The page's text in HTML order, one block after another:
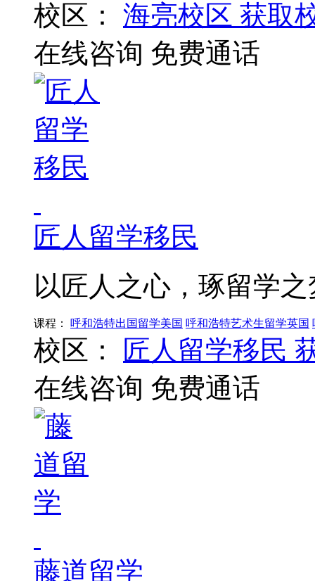
校区： 海亮校区 获取
在线咨询 免费通话
匠人留学移民
以匠人之心，琢留学之
课程： 呼和浩特出国留学美国 呼和浩特艺术生留学英国
校区： 匠人留学移民
在线咨询 免费通话
藤道留学